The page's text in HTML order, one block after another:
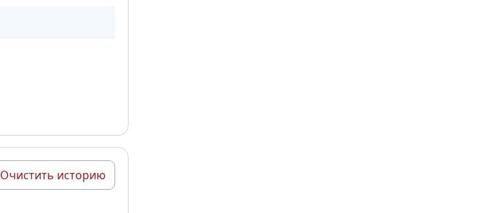
Очистить историю